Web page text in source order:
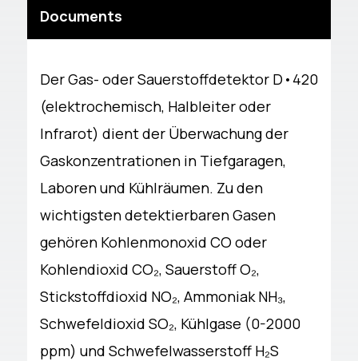
Documents
Der Gas- oder Sauerstoffdetektor D•420
(elektrochemisch, Halbleiter oder
Infrarot) dient der Überwachung der
Gaskonzentrationen in Tiefgaragen,
Laboren und Kühlräumen. Zu den
wichtigsten detektierbaren Gasen
gehören Kohlenmonoxid CO oder
Kohlendioxid CO₂, Sauerstoff O₂,
Stickstoffdioxid NO₂, Ammoniak NH₃,
Schwefeldioxid SO₂, Kühlgase (0-2000
ppm) und Schwefelwasserstoff H₂S